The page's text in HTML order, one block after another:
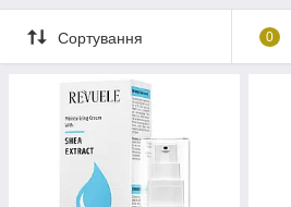
Сортування 0